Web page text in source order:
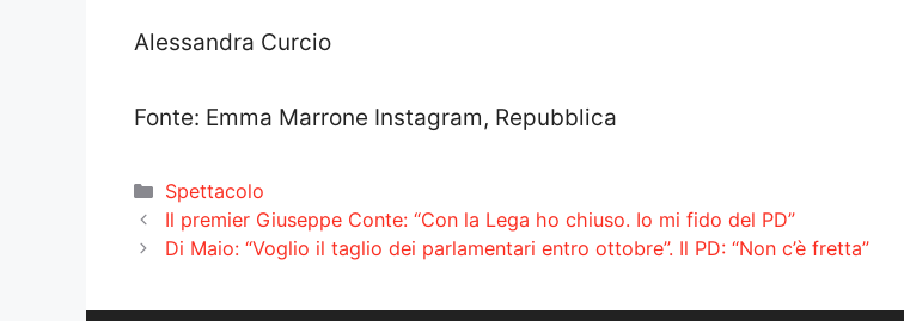
Alessandra Curcio
Fonte: Emma Marrone Instagram, Repubblica
Categorie
Spettacolo
Il premier Giuseppe Conte: “Con la Lega ho chiuso. Io mi fido del PD”
Di Maio: “Voglio il taglio dei parlamentari entro ottobre”. Il PD: “Non c’è fretta”